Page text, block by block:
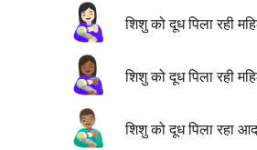
👩🏻‍🍼 शिशु को दूध पिला रही
👩🏾‍🍼 शिशु को दूध पिला रही
👨🏽‍🍼 शिशु को दूध पिला रहा